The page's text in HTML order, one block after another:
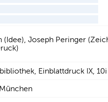
Joseph Peringer
Einblattdruck IX,